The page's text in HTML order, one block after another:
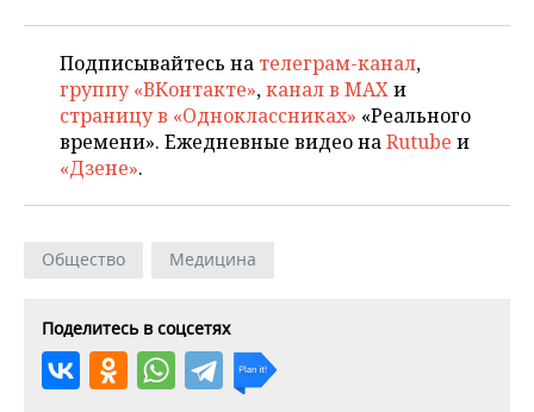
Подписывайтесь на телеграм-канал,
группу «ВКонтакте»,канал в MAXи
страницу в «Одноклассниках» «Реального
времени». Ежедневные видео наRutube и
«Дзене».
Общество Медицина
Поделитесь в соцсетях